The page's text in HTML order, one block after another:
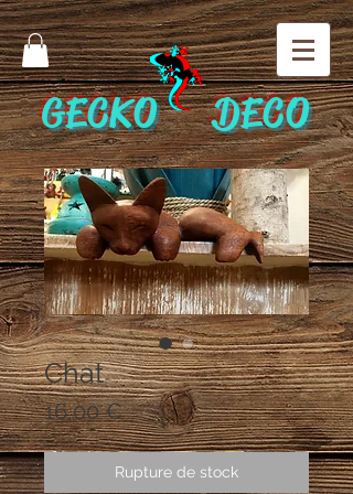
GECKO DECO
Chat
16,00 €Prix
Rupture de stock